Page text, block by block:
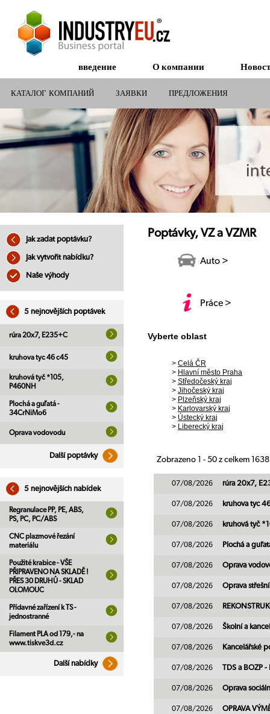
введение О компании
КАТАЛОГ КОМПАНИЙ ЗАЯВКИ ПРЕДЛОЖЕНИЯ
СУБСИДИИ ДЛЯ КОМПАНИЙ
Jak zadat poptávku?
Jak vytvořit nabídku?
Naše výhody
5 nejnovějších poptávek
rúra 20x7, E235+C
kruhova tyc 46 c45
kruhová tyč *105,
P460NH
Plochá a guľatá -
34CrNiMo6
Oprava vodovodu
Další poptávky
5 nejnovějších nabídek
Regranulace PP, PE, ABS,
PS, PC, PC/ABS
CNC plazmové řezání
materiálu
Použité krabice - VŠE
PŘIPRAVENO NA SKLADĚ !
PŘES 30 DRUHŮ - SKLAD
OLOMOUC
Přídavné zařízení k TS -
jednostranné
Filament PLA od 179,- na
www.tiskve3d.cz
Další nabídky
Poptávky, VZ a VZMR
Auto >
Práce >
Vyberte oblast
> Celá ČR
> Hlavní město Praha
> Středočeský kraj
> Jihočeský kraj
> Plzeňský kraj
> Karlovarský kraj
> Ústecký kraj
> Liberecký kraj
Zobrazeno 1 - 50 z celkem
07/08/2026 rúra 20x7,
07/08/2026 kruhova tyc
07/08/2026 kruhová tyč
07/08/2026 Plochá a
07/08/2026 Oprava
07/08/2026 Oprava
07/08/2026
07/08/2026 Školní a
07/08/2026 Kancelářské
07/08/2026 TDS a BOZP
07/08/2026 Oprava
07/08/2026 OPRAVA